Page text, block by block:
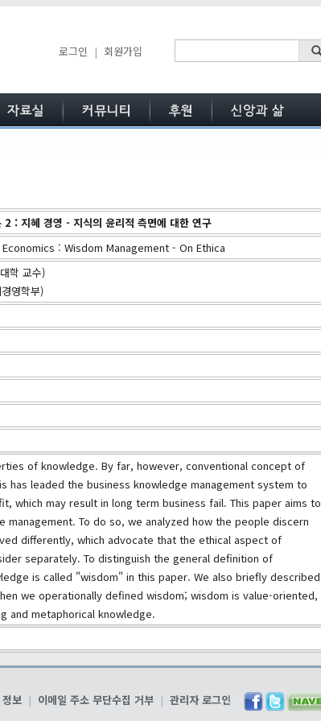
로그인 | 회원가입
: 지혜 경영 - 지식의 윤리적 측면에 대한 연구
: Wisdom Management - On Ethica
학 교수)
영학부)
of knowledge. By far, however, conventional concept of
has leaded the business knowledge management system to
which may result in long term business fail. This paper aims to
To do so, we analyzed how the people discern
differently, which advocate that the ethical aspect of
separately. To distinguish the general definition of
is called "wisdom" in this paper. We also briefly described
we operationally defined wisdom; wisdom is value-oriented,
and metaphorical knowledge.
보 | 이메일 주소 무단수집 거부 | 관리자 로그인